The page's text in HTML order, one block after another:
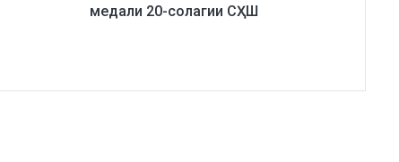
медали 20-солагии СҲШ